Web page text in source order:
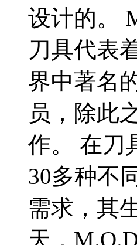
设计的。
刀具代表
界中著名
员，除此
作。 在刀
30多种不
需求，其
天，